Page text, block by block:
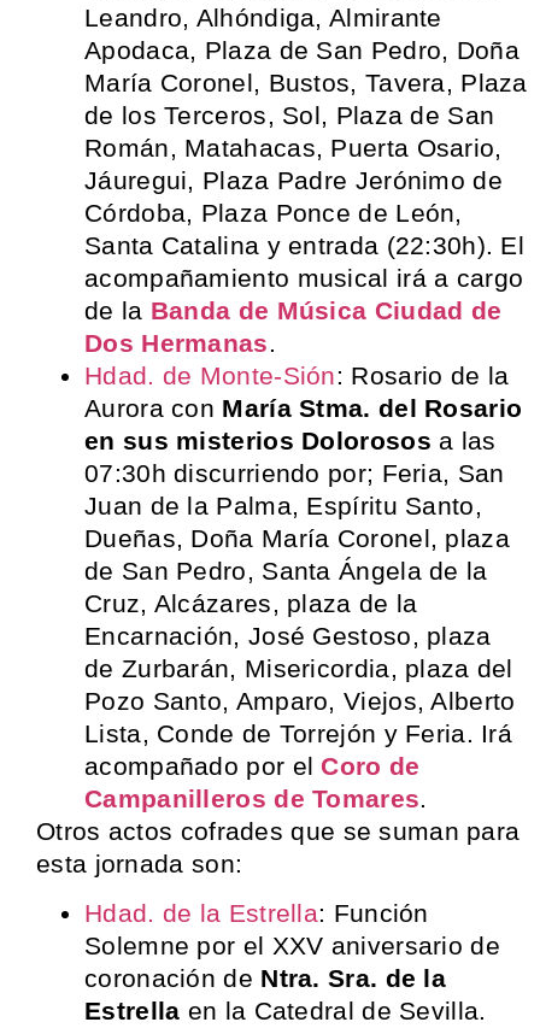
Leandro, Alhóndiga, Almirante
Apodaca, Plaza de San Pedro, Doña
María Coronel, Bustos, Tavera, Plaza
de los Terceros, Sol, Plaza de San
Román, Matahacas, Puerta Osario,
Jáuregui, Plaza Padre Jerónimo de
Córdoba, Plaza Ponce de León,
Santa Catalina y entrada (22:30h). El
acompañamiento musical irá a cargo
de la Banda de Música Ciudad de
Dos Hermanas.
Hdad. de Monte-Sión: Rosario de la
Aurora con María Stma. del Rosario
en sus misterios Dolorosos a las
07:30h discurriendo por; Feria, San
Juan de la Palma, Espíritu Santo,
Dueñas, Doña María Coronel, plaza
de San Pedro, Santa Ángela de la
Cruz, Alcázares, plaza de la
Encarnación, José Gestoso, plaza
de Zurbarán, Misericordia, plaza del
Pozo Santo, Amparo, Viejos, Alberto
Lista, Conde de Torrejón y Feria. Irá
acompañado por el Coro de
Campanilleros de Tomares.
Otros actos cofrades que se suman para
esta jornada son:
Hdad. de la Estrella: Función
Solemne por el XXV aniversario de
coronación de Ntra. Sra. de la
Estrella en la Catedral de Sevilla.